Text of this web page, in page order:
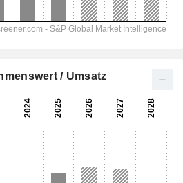
/ Umsatz